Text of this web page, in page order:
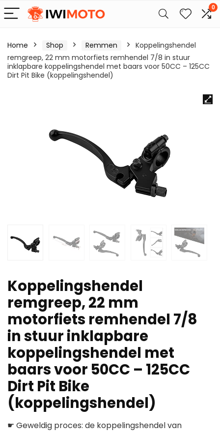
0
Home Shop Remmen
Koppelingshendel
remgreep, 22 mm motorfiets remhendel 7/8 in stuur
inklapbare koppelingshendel met baars voor 50CC – 125CC
Dirt Pit Bike (koppelingshendel)
Koppelingshendel
remgreep, 22 mm
motorfiets remhendel 7/8
in stuur inklapbare
koppelingshendel met
baars voor 50CC – 125CC
Dirt Pit Bike
(koppelingshendel)
☛ Geweldig proces: de koppelingshendel van